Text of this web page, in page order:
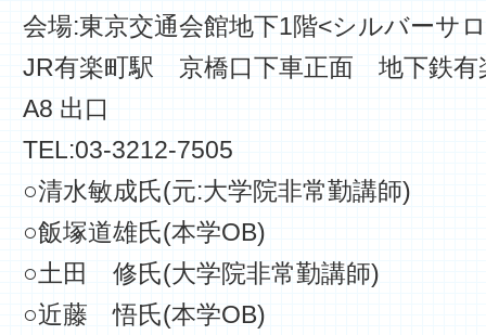
会場:東京交通会館地下1階<シルバーサ
JR有楽町駅 京橋口下車正面 地下鉄
A8 出口
TEL:03-3212-7505
○清水敏成氏(元:大学院非常勤講師)
○飯塚道雄氏(本学OB)
○土田 修氏(大学院非常勤講師)
○近藤 悟氏(本学OB)